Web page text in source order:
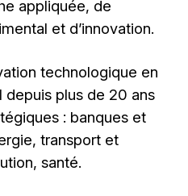
appliquée, de
et d’innovation.
technologique en
depuis plus de 20 ans
: banques et
transport et
santé.